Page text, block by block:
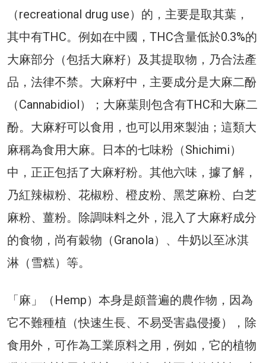
（recreational drug use）的，主要是取其葉，
其中有THC。例如在中國，THC含量低於0.3%的
大麻部分（包括大麻籽）及其提取物，乃合法產
品，法律不禁。大麻籽中，主要成分是大麻二酚
（Cannabidiol）；大麻葉則包含有THC和大麻二
酚。大麻籽可以食用，也可以用來製油；這類大
麻稱為食用大麻。日本的七味粉（Shichimi）
中，正正包括了大麻籽粉。其他六味，據了解，
乃紅辣椒粉、花椒粉、橙皮粉、黑芝麻粉、白芝
麻粉、薑粉。除調味料之外，混入了大麻籽成分
的食物，尚有穀物（Granola）、牛奶以至冰淇
淋（雪糕）等。
「麻」（Hemp）本身是頗普遍的農作物，因為
它不難種植（快速生長、不易受害蟲侵擾），除
食用外，可作為工業原料之用，例如，它的植物